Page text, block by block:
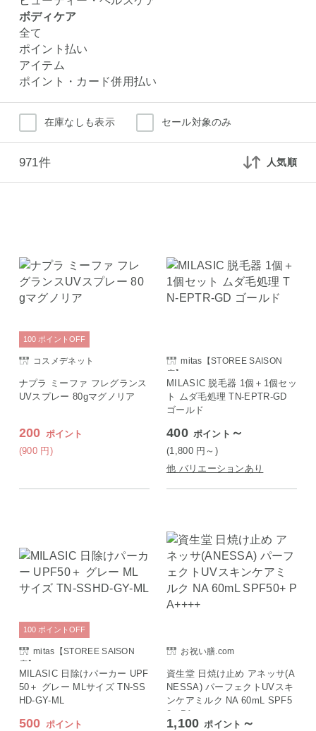
ボディケア
全て
ポイント払い
アイテム
ポイント・カード併用払い
在庫なしも表示 セール対象のみ
971件 人気順
コスメデネット
ナプラ ミーファ フレグランス
UVスプレー 80gマグノリア
200 ポイント
(900 円)
100 ポイント OFF
mitas【STOREE SAISON
店】
MILASIC 脱毛器 1個＋1個セッ
ト ムダ毛処理 TN-EPTR-GD
ゴールド
400 ポイント ～
(1,800 円 ～)
他 バリエーションあり
mitas【STOREE SAISON
店】
MILASIC 日除けパーカー UPF
50＋ グレー MLサイズ TN-SS
HD-GY-ML
500 ポイント
100 ポイント OFF
お祝い膳.com
資生堂 日焼け止め アネッサ(A
NESSA) パーフェクトUVスキ
ンケアミルク NA 60mL SPF5
0+ PA++++
1,100 ポイント ～